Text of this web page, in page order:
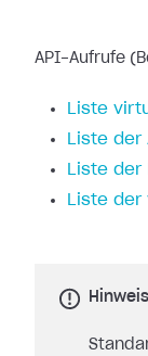
API-Aufrufe
Liste
Liste der
Liste der
Liste der
Hinweis